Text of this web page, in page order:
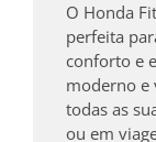
O Honda
perfeita
conforto e
moderno e
todas as
ou em